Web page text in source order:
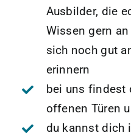
Ausbilder, die
Wissen gern
sich noch gut
erinnern
bei uns findest
offenen Türen
du kannst dich